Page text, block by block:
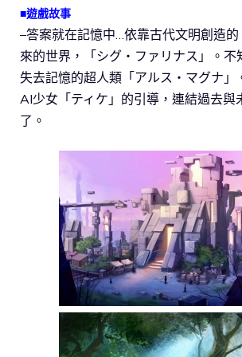
■遊戲故事
–答案就在記憶中…依靠古代文明創造
來的世界，「シグ・ファリナス」。不
失去記憶的超人類「アルス・マグナ」
AI少女「ティケ」的引導，連結過去與
了。